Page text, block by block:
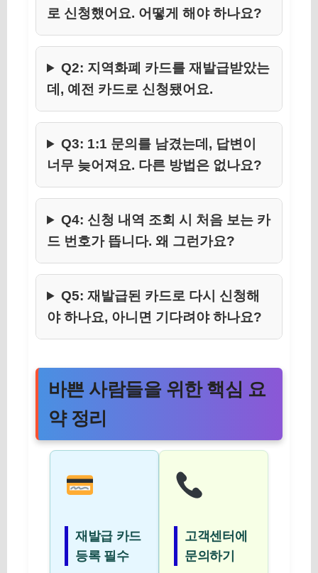
로 신청했어요. 어떻게 해야 하나요?
Q2: 지역화폐 카드를 재발급받았는
데, 예전 카드로 신청됐어요.
Q3: 1:1 문의를 남겼는데, 답변이
너무 늦어져요. 다른 방법은 없나요?
Q4: 신청 내역 조회 시 처음 보는 카
드 번호가 뜹니다. 왜 그런가요?
Q5: 재발급된 카드로 다시 신청해
야 하나요, 아니면 기다려야 하나요?
바쁜 사람들을 위한 핵심 요
약 정리
재발급 카드
등록 필수
고객센터에
문의하기